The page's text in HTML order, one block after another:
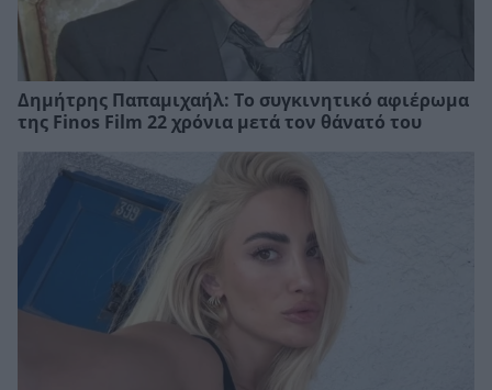
Δημήτρης Παπαμιχαήλ: Το συγκινητικό αφιέρωμα
της Finos Film 22 χρόνια μετά τον θάνατό του